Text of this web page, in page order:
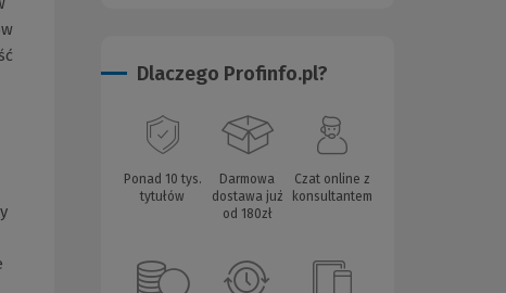
Dlaczego Profinfo.pl?
Ponad 10 tys.
tytułów
Darmowa
dostawa już
od 180zł
Czat online z
konsultantem